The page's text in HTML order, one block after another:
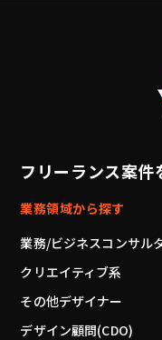
フリーランス案件
業務領域から探す
業務/ビジネスコンサル
クリエイティブ系
その他デザイナー
デザイン顧問(CDO)